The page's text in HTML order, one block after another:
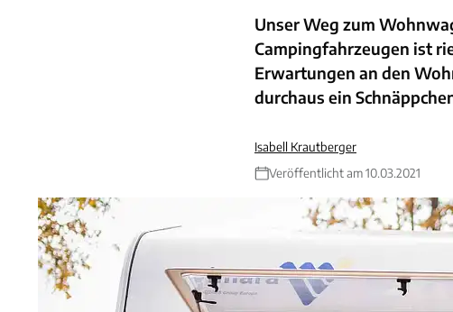
Unser Weg zum
Campingfahrzeugen ist
Erwartungen an den
durchaus ein
Isabell Krautberger
Veröffentlicht am 10.03.2021